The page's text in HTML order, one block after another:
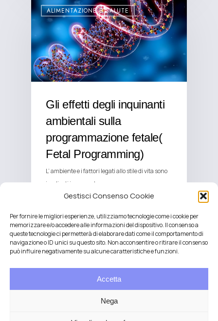
Gestisci Consenso Cookie
Per fornire le migliori esperienze, utilizziamo tecnologie come i cookie per
memorizzare e/o accedere alle informazioni del dispositivo. Il consenso a
queste tecnologie ci permetterà di elaborare dati come il comportamento di
navigazione o ID unici su questo sito. Non acconsentire o ritirare il consenso
può influire negativamente su alcune caratteristiche e funzioni.
Accetta
Nega
ALIMENTAZIONE E SALUTE
Gli effetti degli inquinanti
ambientali sulla
programmazione fetale(
Fetal Programming)
L’ ambiente e i fattori legati allo stile di vita sono
implicati in un vasto…